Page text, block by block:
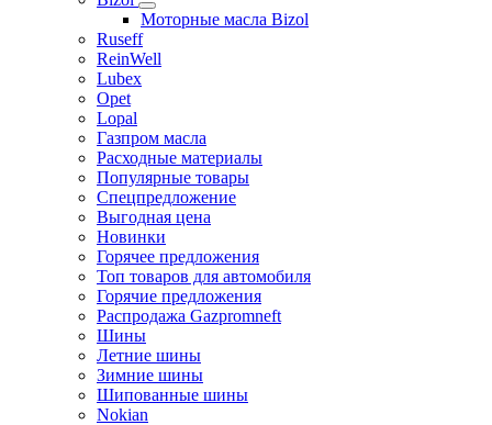
Моторные масла Bizol
Ruseff
ReinWell
Lubex
Opet
Lopal
Газпром масла
Расходные материалы
Популярные товары
Спецпредложение
Выгодная цена
Новинки
Горячее предложения
Топ товаров для автомобиля
Горячие предложения
Распродажа Gazpromneft
Шины
Летние шины
Зимние шины
Шипованные шины
Nokian